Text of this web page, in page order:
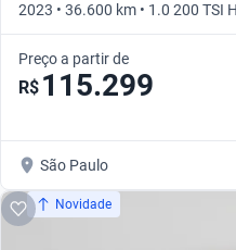
2023 • 36.600 km • 1.0 200 TSI
Preço a partir de
R$ 115.299
São Paulo
Novidade